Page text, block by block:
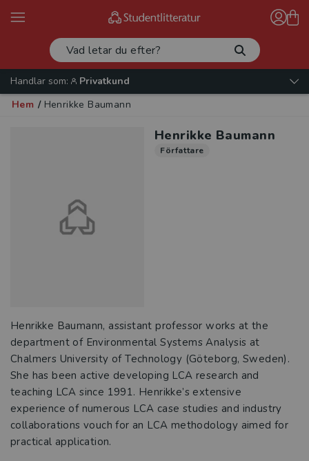
Handlar som:
Privatkund
Hem / Henrikke Baumann
Henrikke Baumann
Författare
Henrikke Baumann, assistant professor works at the
department of Environmental Systems Analysis at
Chalmers University of Technology (Göteborg, Sweden).
She has been active developing LCA research and
teaching LCA since 1991. Henrikke’s extensive
experience of numerous LCA case studies and industry
collaborations vouch for an LCA methodology aimed for
practical application.